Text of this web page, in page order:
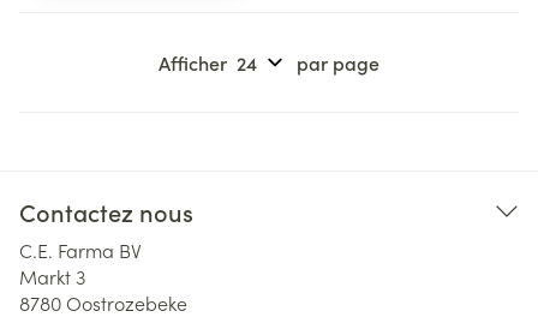
Afficher par page
Contactez nous
C.E. Farma BV
Markt 3
8780Oostrozebeke